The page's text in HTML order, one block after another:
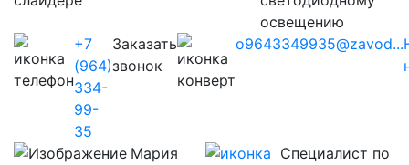
освещению
+7
(964)
334-
99-
35
Заказать
звонок
o9643349935@zavod...
Мария
Cпециалист по